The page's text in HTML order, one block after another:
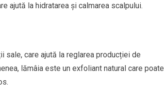
ajută la hidratarea și calmarea scalpului.
care ajută la reglarea producției de
lămâia este un exfoliant natural care poate